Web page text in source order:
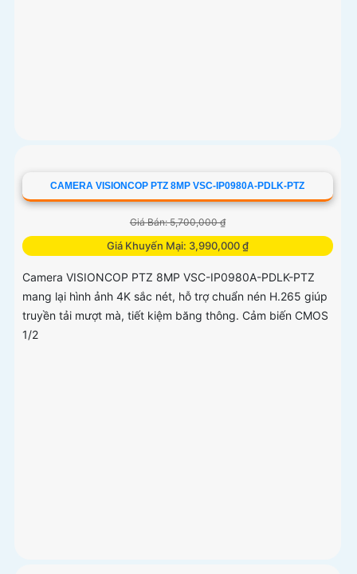
CAMERA VISIONCOP PTZ 8MP VSC-IP0980A-PDLK-PTZ
Giá Bán: 5,700,000 ₫
Giá Khuyến Mại: 3,990,000 ₫
Camera VISIONCOP PTZ 8MP VSC-IP0980A-PDLK-PTZ
mang lại hình ảnh 4K sắc nét, hỗ trợ chuẩn nén H.265 giúp
truyền tải mượt mà, tiết kiệm băng thông. Cảm biến CMOS
1/2